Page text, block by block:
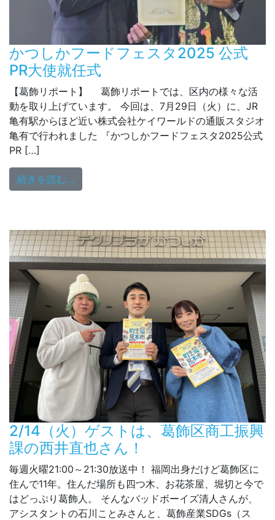
かつしかフードフェスタ2025 公式
PR大使就任式
【葛飾リポート】 葛飾リポートでは、区内の様々な活
動を取り上げています。 今回は、7月29日（火）に、JR
亀有駅からほど近い株式会社ケイワールドの通販スタジオ
亀有で行われました 『かつしかフードフェスタ2025公式
PR […]
続きを読む…
2/14（火）ゲストは、葛飾区商工振興
課の西井直也さん！
毎週火曜21:00～21:30放送中！ 福岡出身だけど葛飾区に
住んで11年。住んだ場所も四つ木、お花茶屋、堀切と今で
はどっぷり葛飾人。 そんなバッドボーイズ清人さんが、
アシスタントの石川ことみさんと、葛飾産業SDGs（ス